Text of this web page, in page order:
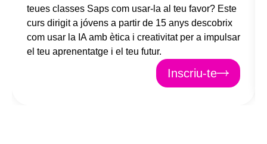
teues classes Saps com usar-la al teu favor? Este
curs dirigit a jóvens a partir de 15 anys descobrix
com usar la IA amb ètica i creativitat per a impulsar
el teu aprenentatge i el teu futur.
Inscriu-te